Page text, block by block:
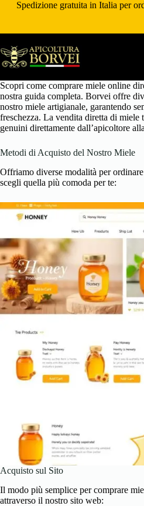
SaltaSpedizione gratuita in Italia per
Scopri come comprare miele online
nostra guida completa. Borvei offre
nostro miele artigianale, garantendo
freschezza. La vendita diretta di miele
genuini direttamente dall’apicoltore
Metodi di Acquisto del Nostro Miele
Offriamo diverse modalità per
scegli quella più comoda per te:
Acquisto sul Sito
Il modo più semplice per comprare
attraverso il nostro sito web: